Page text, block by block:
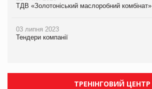
ТДВ «Золотоніський маслоробний комбінат»
03 липня 2023
Тендери компанії
ТРЕНІНГОВИЙ ЦЕНТР